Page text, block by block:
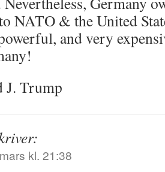
NATO & the United
and very
J. Trump
kl. 21:38